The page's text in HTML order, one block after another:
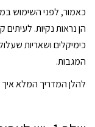
כאמור, לפני השימוש ב
הן נראות נקיות.
כימיקלים ושאריות
המגבות.
להלן המדריך המלא